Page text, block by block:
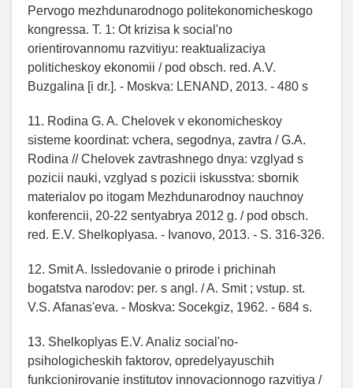
Pervogo mezhdunarodnogo politekonomicheskogo
kongressa. T. 1: Ot krizisa k social'no
orientirovannomu razvitiyu: reaktualizaciya
politicheskoy ekonomii / pod obsch. red. A.V.
Buzgalina [i dr.]. - Moskva: LENAND, 2013. - 480 s
11. Rodina G. A. Chelovek v ekonomicheskoy
sisteme koordinat: vchera, segodnya, zavtra / G.A.
Rodina // Chelovek zavtrashnego dnya: vzglyad s
pozicii nauki, vzglyad s pozicii iskusstva: sbornik
materialov po itogam Mezhdunarodnoy nauchnoy
konferencii, 20-22 sentyabrya 2012 g. / pod obsch.
red. E.V. Shelkoplyasa. - Ivanovo, 2013. - S. 316-326.
12. Smit A. Issledovanie o prirode i prichinah
bogatstva narodov: per. s angl. / A. Smit ; vstup. st.
V.S. Afanas'eva. - Moskva: Socekgiz, 1962. - 684 s.
13. Shelkoplyas E.V. Analiz social'no-
psihologicheskih faktorov, opredelyayuschih
funkcionirovanie institutov innovacionnogo razvitiya /